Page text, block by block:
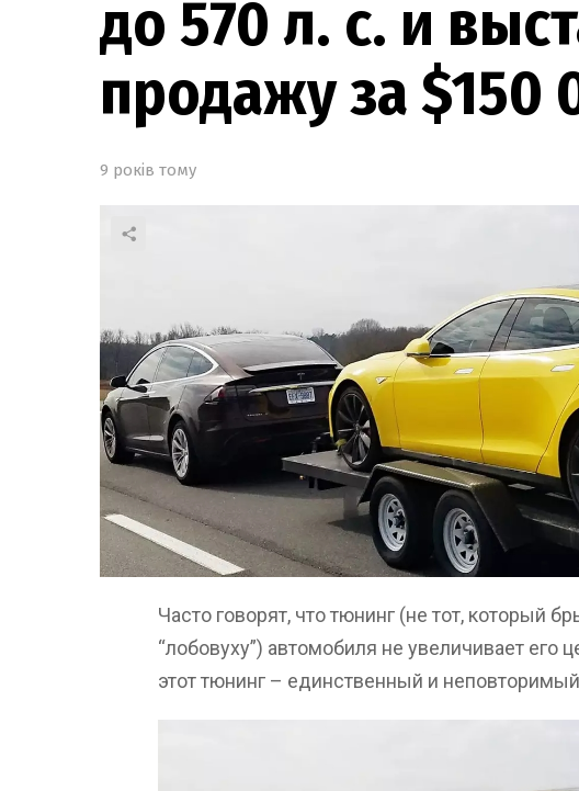
до 570 л. с. и
продажу за $150
9 років тому
Часто говорят, что тюнинг (не тот, который
“лобовуху”) автомобиля не увеличивает его
этот тюнинг – единственный и